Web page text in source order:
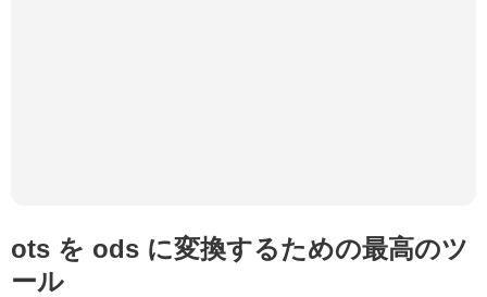
ots を ods に変換するための最高のツ
ール